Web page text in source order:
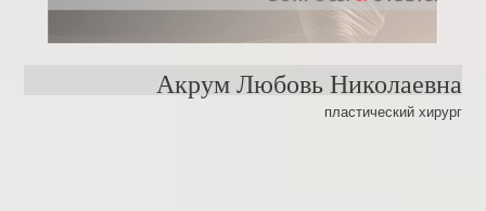
Акрум Любовь Николаевна
пластический хирург